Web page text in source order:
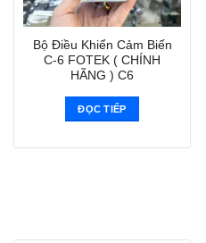
Bộ Điều Khiển Cảm Biến
C-6 FOTEK ( CHÍNH
HÃNG ) C6
ĐỌC TIẾP